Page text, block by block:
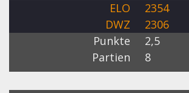
ELO
2354
DWZ
2306
Punkte
2,5
Partien
8